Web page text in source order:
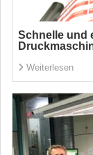
Schnelle und
Weiterlesen